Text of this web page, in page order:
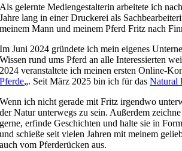
Als gelernte Mediengestalterin arbeitete ich
Jahre lang in einer Druckerei als
meinem Mann und meinem Pferd Fritz nach
Im Juni 2024 gründete ich mein eigenes
Wissen rund ums Pferd an alle Interessierten
2024 veranstaltete ich meinen ersten Online-
Pferde„. Seit März 2025 bin ich für dasNatural
Wenn ich nicht gerade mit Fritz irgendwo
der Natur unterwegs zu sein. Außerdem
gerne, erfinde Geschichten und halte sie in
und schieße seit vielen Jahren mit meinem
auch vom Pferderücken aus.